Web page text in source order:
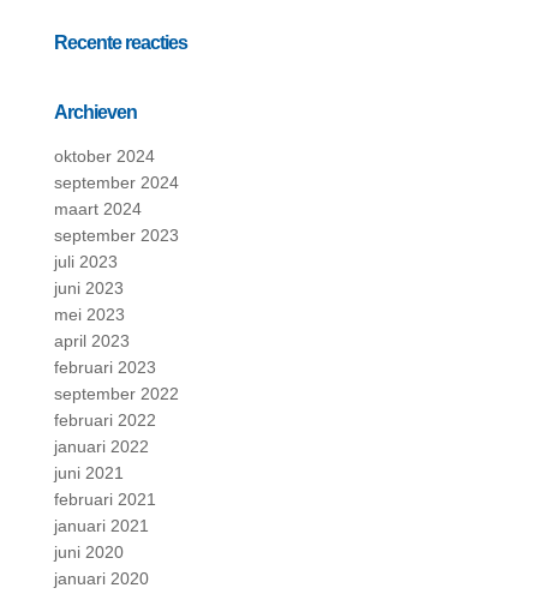
Recente reacties
Archieven
oktober 2024
september 2024
maart 2024
september 2023
juli 2023
juni 2023
mei 2023
april 2023
februari 2023
september 2022
februari 2022
januari 2022
juni 2021
februari 2021
januari 2021
juni 2020
januari 2020